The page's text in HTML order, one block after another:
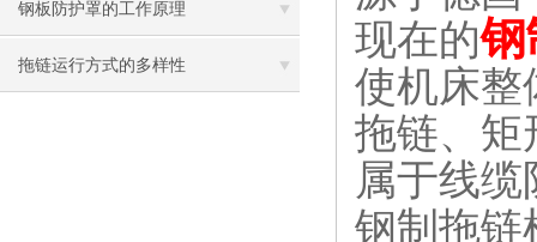
钢板防护罩的工作原理
拖链运行方式的多样性
现在的钢
使机床整
拖链、矩
属于线
钢制拖链